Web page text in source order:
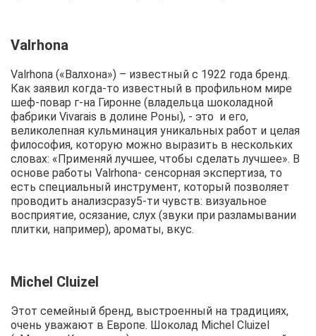
Valrhona
Valrhona («Валхона») – известный с 1922 года бренд.
Как заявил когда-то известный в профильном мире
шеф-повар г-на Гиронне (владельца шоколадной
фабрики Vivarais в долине Роны), - это и его,
великолепная кульминация уникальных работ и целая
философия, которую можно выразить в нескольких
словах: «Применяй лучшее, чтобы сделать лучшее». В
основе работы Valrhona- сенсорная экспертиза, то
есть специальный инструмент, который позволяет
проводить анализсразу5-ти чувств: визуальное
восприятие, осязание, слух (звуки при разламывании
плитки, например), ароматы, вкус.
Michel Cluizel
Этот семейный бренд, выстроенный на традициях,
очень уважают в Европе. Шоколад Michel Cluizel